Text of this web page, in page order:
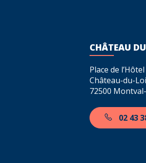
CHÂTEAU
Place de
Château-du-
72500
02 43